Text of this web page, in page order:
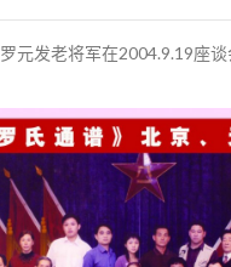
罗元发老将军在2004.9.19座